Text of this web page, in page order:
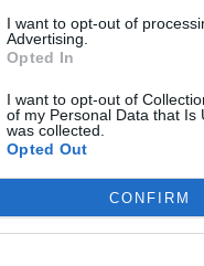
I want to opt-out of
Advertising.
Opted In
I want to opt-out of
of my Personal Data that Is
was collected.
Opted Out
CONFIRM
Stelle erfarmen, der
auf max
dann auf Torso und
den Desi Torso bis die
bei weiteren fragen auch